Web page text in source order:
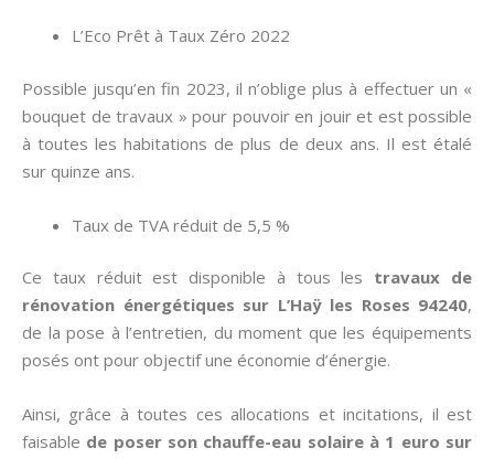
L’Eco Prêt à Taux Zéro 2022
Possible jusqu’en fin 2023, il n’oblige plus à effectuer un «
bouquet de travaux » pour pouvoir en jouir et est possible
à toutes les habitations de plus de deux ans. Il est étalé
sur quinze ans.
Taux de TVA réduit de 5,5 %
Ce taux réduit est disponible à tous les travaux de
rénovation énergétiques sur L’Haÿ les Roses 94240,
de la pose à l’entretien, du moment que les équipements
posés ont pour objectif une économie d’énergie.
Ainsi, grâce à toutes ces allocations et incitations, il est
faisable de poser son chauffe-eau solaire à 1 euro sur